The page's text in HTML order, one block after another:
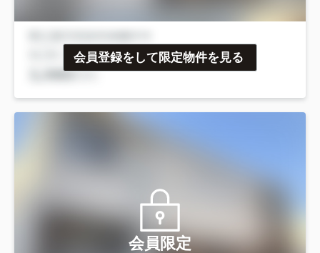
会員登録をして限定物件を見る
会員限定